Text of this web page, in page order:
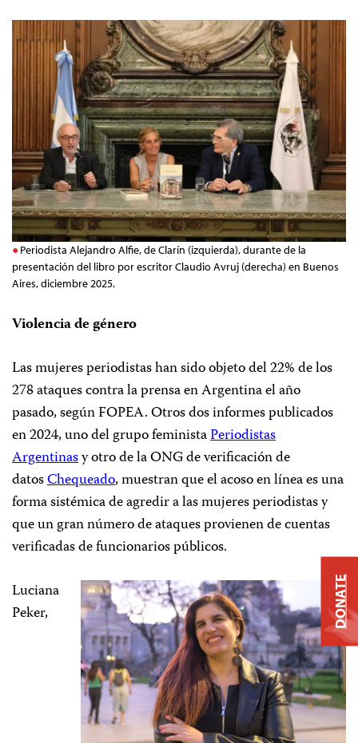
Periodista Alejandro Alfie, de Clarín (izquierda), durante de la
presentación del libro por escritor Claudio Avruj (derecha) en Buenos
Aires, diciembre 2025.
Violencia de género
Las mujeres periodistas han sido objeto del 22% de los
278 ataques contra la prensa en Argentina el año
pasado, según FOPEA. Otros dos informes publicados
en 2024, uno del grupo feministaPeriodistas
Argentinasy otro de la ONG de verificación de
datosChequeado, muestran que el acoso en línea es una
forma sistémica de agredir a las mujeres periodistas y
que un gran número de ataques provienen de cuentas
verificadas de funcionarios públicos.
Luciana
Peker,
DONATE